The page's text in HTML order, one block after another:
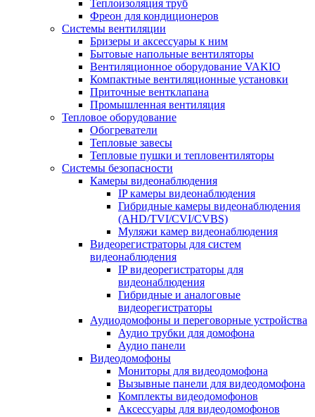
Теплоизоляция труб
Фреон для кондиционеров
Системы вентиляции
Бризеры и аксессуары к ним
Бытовые напольные вентиляторы
Вентиляционное оборудование VAKIO
Компактные вентиляционные установки
Приточные вентклапана
Промышленная вентиляция
Тепловое оборудование
Обогреватели
Тепловые завесы
Тепловые пушки и тепловентиляторы
Системы безопасности
Камеры видеонаблюдения
IP камеры видеонаблюдения
Гибридные камеры видеонаблюдения
(AHD/TVI/CVI/CVBS)
Муляжи камер видеонаблюдения
Видеорегистраторы для систем
видеонаблюдения
IP видеорегистраторы для
видеонаблюдения
Гибридные и аналоговые
видеорегистраторы
Аудиодомофоны и переговорные устройства
Аудио трубки для домофона
Аудио панели
Видеодомофоны
Мониторы для видеодомофона
Вызывные панели для видеодомофона
Комплекты видеодомофонов
Аксессуары для видеодомофонов